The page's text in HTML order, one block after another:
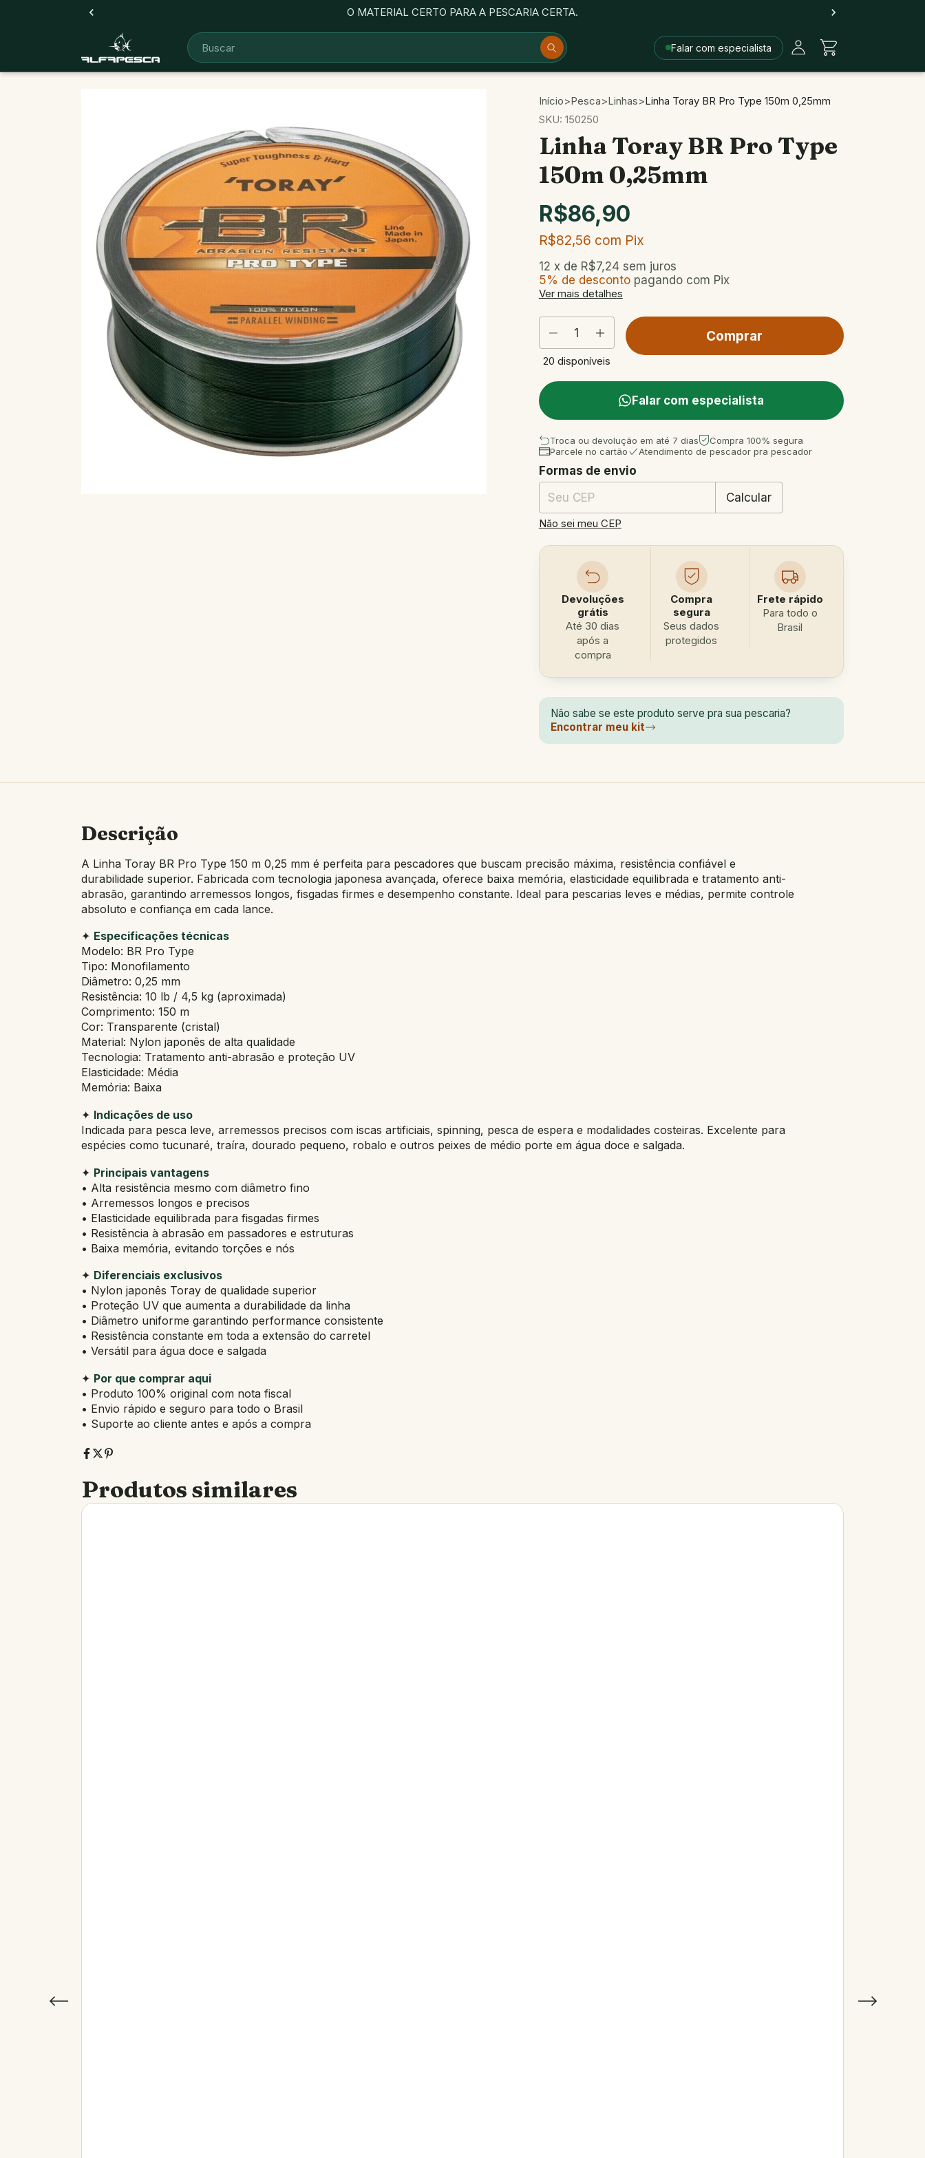
O MATERIAL CERTO PARA A PESCARIA CERTA.
Falar com especialista
Início>Pesca>Linhas>Linha Toray BR Pro Type 150m 0,25mm
SKU: 150250
Linha Toray BR Pro Type
150m 0,25mm
R$86,90
R$82,56 com Pix
12 x de R$7,24 sem juros
5% de descontopagando com Pix
Ver mais detalhes
20 disponíveis
Falar com especialista
Troca ou devolução em até 7 dias
Compra 100% segura
Parcele no cartão
Atendimento de pescador pra pescador
Entregas para o CEP:
Formas de envio
Calcular
Não sei meu CEP
Devoluções
grátis
Até 30 dias
após a
compra
Compra
segura
Seus dados
protegidos
Frete rápido
Para todo o
Brasil
Não sabe se este produto serve pra sua pescaria?
Encontrar meu kit
Descrição
A Linha Toray BR Pro Type 150 m 0,25 mm é perfeita para pescadores que buscam precisão máxima, resistência confiável e
durabilidade superior. Fabricada com tecnologia japonesa avançada, oferece baixa memória, elasticidade equilibrada e tratamento anti-
abrasão, garantindo arremessos longos, fisgadas firmes e desempenho constante. Ideal para pescarias leves e médias, permite controle
absoluto e confiança em cada lance.
✦ Especificações técnicas
Modelo: BR Pro Type
Tipo: Monofilamento
Diâmetro: 0,25 mm
Resistência: 10 lb / 4,5 kg (aproximada)
Comprimento: 150 m
Cor: Transparente (cristal)
Material: Nylon japonês de alta qualidade
Tecnologia: Tratamento anti-abrasão e proteção UV
Elasticidade: Média
Memória: Baixa
✦ Indicações de uso
Indicada para pesca leve, arremessos precisos com iscas artificiais, spinning, pesca de espera e modalidades costeiras. Excelente para
espécies como tucunaré, traíra, dourado pequeno, robalo e outros peixes de médio porte em água doce e salgada.
✦ Principais vantagens
• Alta resistência mesmo com diâmetro fino
• Arremessos longos e precisos
• Elasticidade equilibrada para fisgadas firmes
• Resistência à abrasão em passadores e estruturas
• Baixa memória, evitando torções e nós
✦ Diferenciais exclusivos
• Nylon japonês Toray de qualidade superior
• Proteção UV que aumenta a durabilidade da linha
• Diâmetro uniforme garantindo performance consistente
• Resistência constante em toda a extensão do carretel
• Versátil para água doce e salgada
✦ Por que comprar aqui
• Produto 100% original com nota fiscal
• Envio rápido e seguro para todo o Brasil
• Suporte ao cliente antes e após a compra
Produtos similares